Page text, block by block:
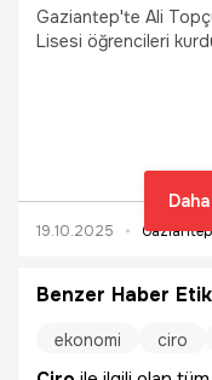
Gaziantep'te Ali
Lisesi öğrencileri
19.10.2025 Gaziantep
Benzer Haber
ekonomi ciro